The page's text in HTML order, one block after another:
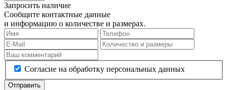
Запросить наличие
Сообщите контактные данные
и информацию о количестве и размерах.
Согласие на обработку персональных данных
Отправить